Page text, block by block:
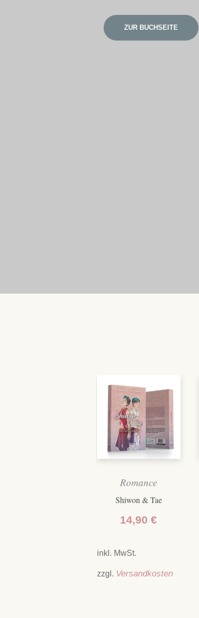
ZUR BUCHSEITE
Romance
Shiwon & Tae
14,90 €
inkl. MwSt.
zzgl. Versandkosten